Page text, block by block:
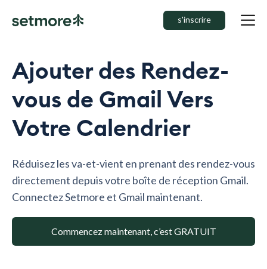
s'inscrire
Ajouter des Rendez-
vous de Gmail Vers
Votre Calendrier
Réduisez les va-et-vient en prenant des rendez-vous
directement depuis votre boîte de réception Gmail.
Connectez Setmore et Gmail maintenant.
Commencez maintenant, c’est GRATUIT